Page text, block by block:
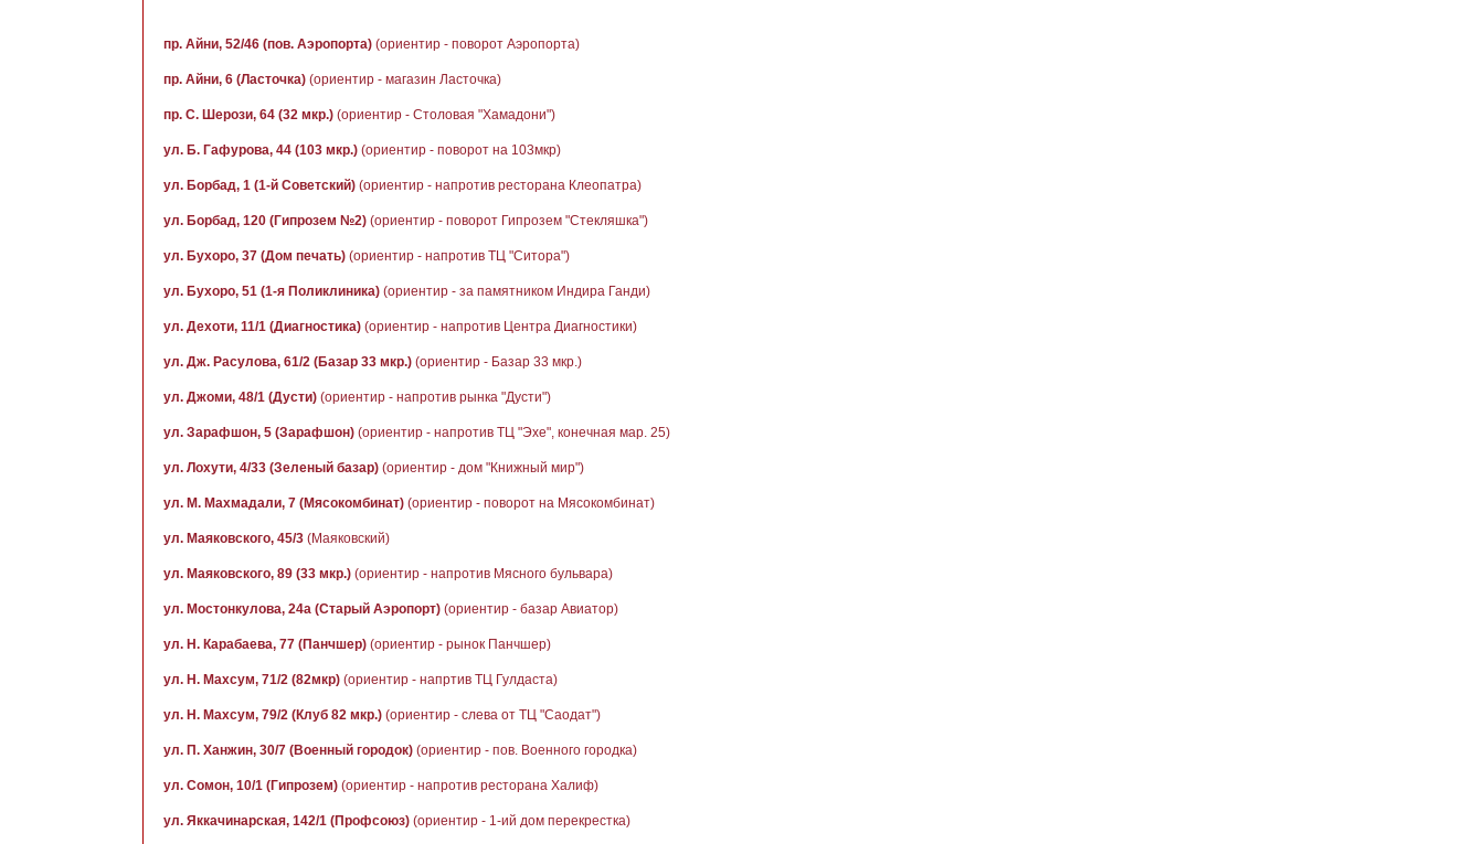
пр. Айни, 52/46 (пов. Аэропорта) (ориентир - поворот Аэропорта)
пр. Айни, 6 (Ласточка) (ориентир - магазин Ласточка)
пр. С. Шерози, 64 (32 мкр.) (ориентир - Столовая "Хамадони")
ул. Б. Гафурова, 44 (103 мкр.) (ориентир - поворот на 103мкр)
ул. Борбад, 1 (1-й Советский) (ориентир - напротив ресторана Клеопатра)
ул. Борбад, 120 (Гипрозем №2) (ориентир - поворот Гипрозем "Стекляшка")
ул. Бухоро, 37 (Дом печать) (ориентир - напротив ТЦ "Ситора")
ул. Бухоро, 51 (1-я Поликлиника) (ориентир - за памятником Индира Ганди)
ул. Дехоти, 11/1 (Диагностика) (ориентир - напротив Центра Диагностики)
ул. Дж. Расулова, 61/2 (Базар 33 мкр.) (ориентир - Базар 33 мкр.)
ул. Джоми, 48/1 (Дусти) (ориентир - напротив рынка "Дусти")
ул. Зарафшон, 5 (Зарафшон) (ориентир - напротив ТЦ "Эхе", конечная мар. 25)
ул. Лохути, 4/33 (Зеленый базар) (ориентир - дом "Книжный мир")
ул. М. Махмадали, 7 (Мясокомбинат) (ориентир - поворот на Мясокомбинат)
ул. Маяковского, 45/3 (Маяковский)
ул. Маяковского, 89 (33 мкр.) (ориентир - напротив Мясного бульвара)
ул. Мостонкулова, 24а (Старый Аэропорт) (ориентир - базар Авиатор)
ул. Н. Карабаева, 77 (Панчшер) (ориентир - рынок Панчшер)
ул. Н. Махсум, 71/2 (82мкр) (ориентир - напртив ТЦ Гулдаста)
ул. Н. Махсум, 79/2 (Клуб 82 мкр.) (ориентир - слева от ТЦ "Саодат")
ул. П. Ханжин, 30/7 (Военный городок) (ориентир - пов. Военного городка)
ул. Сомон, 10/1 (Гипрозем) (ориентир - напротив ресторана Халиф)
ул. Яккачинарская, 142/1 (Профсоюз) (ориентир - 1-ий дом перекрестка)